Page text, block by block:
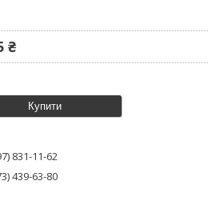
₴
Купити
831-11-62
439-63-80